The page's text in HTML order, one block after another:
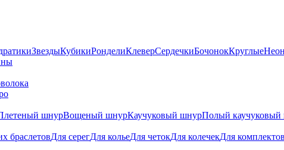
ЗвездыКубикиРонделиКлеверСердечкиБочонокКруглые
шнурВощеный шнурКаучуковый шнурПолый
браслетовДля серегДля кольеДля четокДля колечекДля